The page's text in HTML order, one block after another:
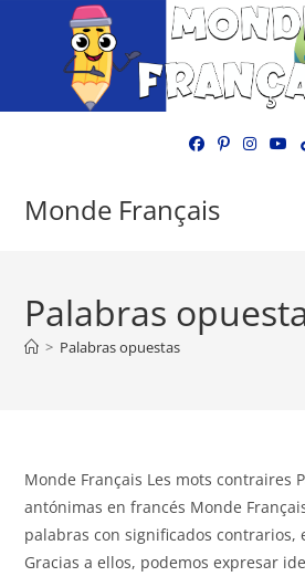
Monde Français
Palabras
> Palabras opuestas
Monde Français Les mots contraires
antónimas en francés Monde
palabras con significados contrarios,
Gracias a ellos, podemos expresar